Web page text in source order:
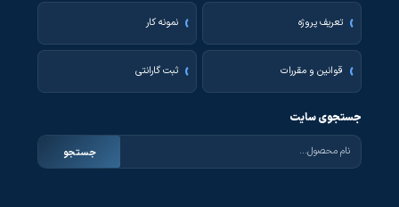
تعریف پروژه نمونه کار
قوانین و مقررات ثبت گارانتی
جستجوی سایت
جستجو